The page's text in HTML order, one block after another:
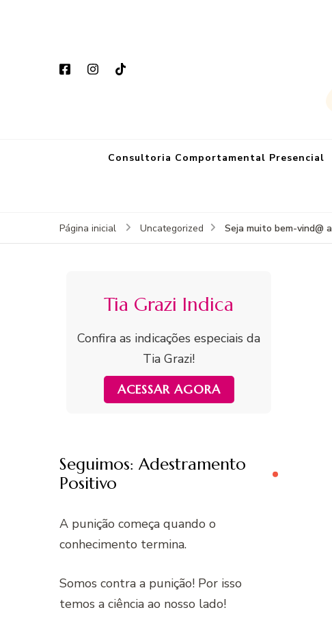
Consultoria Comportamental Presencial
Página inicial Uncategorized Seja muito bem-vind@
Tia Grazi Indica
Confira as indicações especiais da
Tia Grazi!
ACESSAR AGORA
Seguimos: Adestramento
Positivo
A punição começa quando o
conhecimento termina.
Somos contra a punição! Por isso
temos a ciência ao nosso lado!